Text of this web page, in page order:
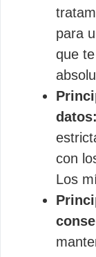
para
que
datos:
con
Los